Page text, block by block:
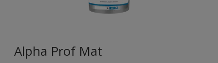
Alpha Prof Mat